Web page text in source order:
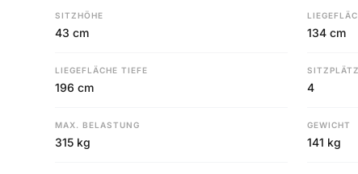
SITZHÖHE
43 cm 134 cm
LIEGEFLÄCHE TIEFE
196 cm 4
MAX. BELASTUNG
315 kg
GEWICHT
141 kg